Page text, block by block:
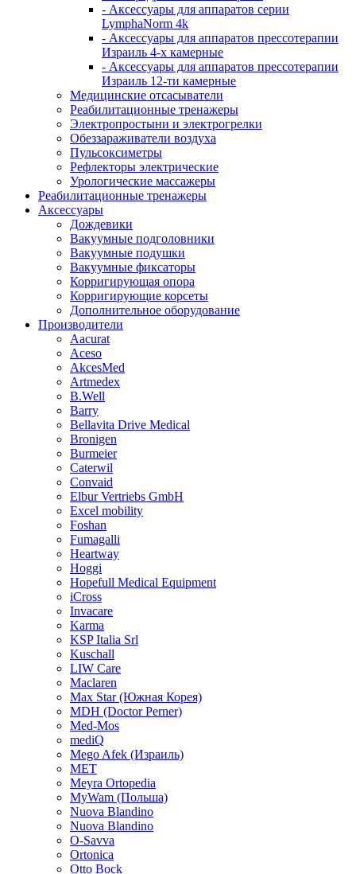
- Аксессуары для аппаратов серии
LymphaNorm 4k
- Аксессуары для аппаратов прессотерапии
Израиль 4-х камерные
- Аксессуары для аппаратов прессотерапии
Израиль 12-ти камерные
Медицинские отсасыватели
Реабилитационные тренажеры
Электропростыни и электрогрелки
Обеззараживатели воздуха
Пульсоксиметры
Рефлекторы электрические
Урологические массажеры
Реабилитационные тренажеры
Аксессуары
Дождевики
Вакуумные подголовники
Вакуумные подушки
Вакуумные фиксаторы
Корригирующая опора
Корригирующие корсеты
Дополнительное оборудование
Производители
Aacurat
Aceso
AkcesMed
Artmedex
B.Well
Barry
Bellavita Drive Medical
Bronigen
Burmeier
Caterwil
Convaid
Elbur Vertriebs GmbH
Excel mobility
Foshan
Fumagalli
Heartway
Hoggi
Hopefull Medical Equipment
iCross
Invacare
Karma
KSP Italia Srl
Kuschall
LIW Care
Maclaren
Max Star (Южная Корея)
MDH (Doctor Perner)
Med-Mos
mediQ
Mego Afek (Израиль)
MET
Meyra Ortopedia
MyWam (Польша)
Nuova Blandino
Nuova Blandino
O-Savva
Ortonica
Otto Bock